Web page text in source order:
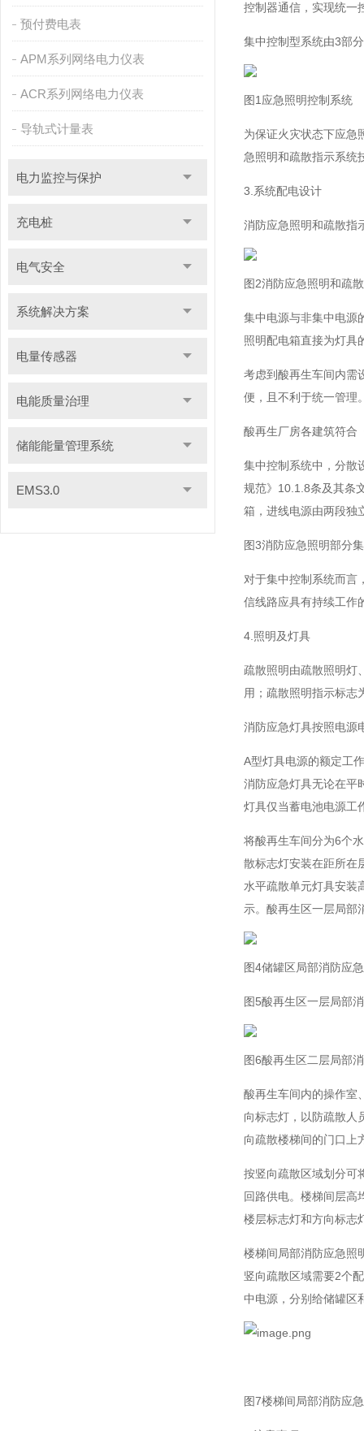
预付费电表
APM系列网络电力仪表
ACR系列网络电力仪表
导轨式计量表
电力监控与保护
充电桩
电气安全
系统解决方案
电量传感器
电能质量治理
储能能量管理系统
EMS3.0
控制器通信，实现统一
集中控制型系统由3部
图1应急照明控制系统
为保证火灾状态下应急
急照明和疏散指示系统
3.系统配电设计
消防应急照明和疏散指
图2消防应急照明和疏
集中电源与非集中电源
照明配电箱直接为灯具
考虑到酸再生车间内需
便，且不利于统一管理
酸再生厂房各建筑符合
集中控制系统中，分散
规范》10.1.8条及其条
箱，进线电源由两段独
图3消防应急照明部分
对于集中控制系统而言
信线路应具有持续工作
4.照明及灯具
疏散照明由疏散照明灯
用；疏散照明指示标志
消防应急灯具按照电源
A型灯具电源的额定工
消防应急灯具无论在平
灯具仅当蓄电池电源工
将酸再生车间分为6个
散标志灯安装在距所在
水平疏散单元灯具安装
示。酸再生区一层局部
图4储罐区局部消防应
图5酸再生区一层局部
图6酸再生区二层局部
酸再生车间内的操作室
向标志灯，以防疏散人
向疏散楼梯间的门口上
按竖向疏散区域划分可
回路供电。楼梯间层高
楼层标志灯和方向标志
楼梯间局部消防应急照
竖向疏散区域需要2个
中电源，分别给储罐区
图7楼梯间局部消防应